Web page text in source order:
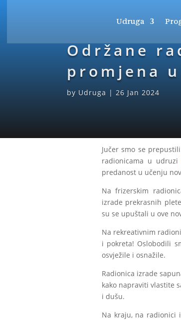
Udruga
Održane
promjena
by Udruga | 26 Jan 2024
Jučer smo se
radionicama u udruzi
predanost u učenju
Na frizerskim
izrade prekrasnih
su se upuštali u ove
Na rekreativnim
i pokreta! Oslobodili
osvježile i osnažile.
Radionica izrade
kako napraviti vlastite
i dušu.
Na kraju, na radionici